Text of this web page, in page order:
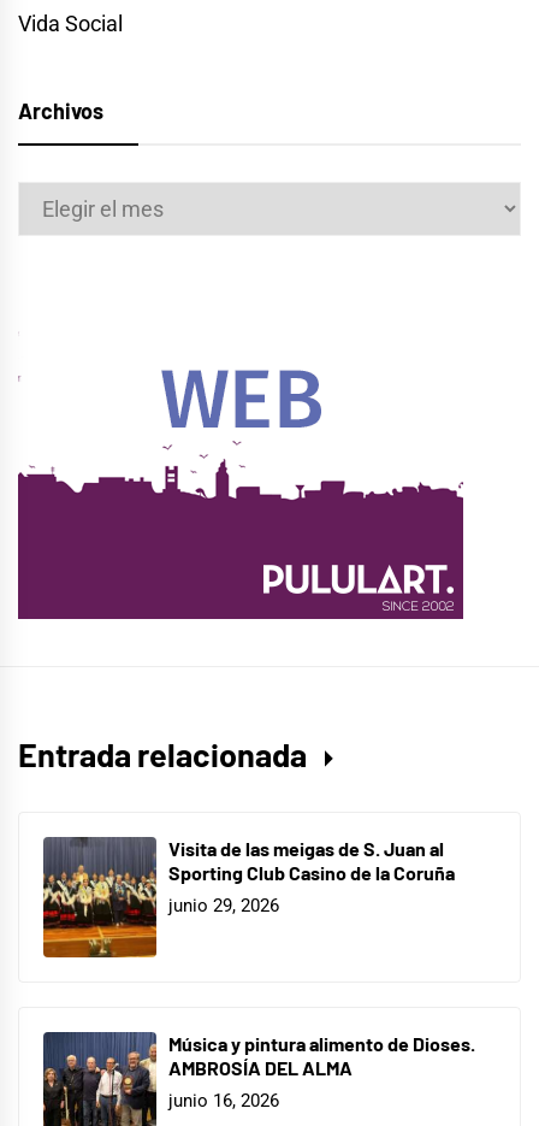
Vida Social
Archivos
Archivos
Entrada relacionada
Visita de las meigas de S. Juan al
Sporting Club Casino de la Coruña
junio 29, 2026
Música y pintura alimento de Dioses.
AMBROSÍA DEL ALMA
junio 16, 2026